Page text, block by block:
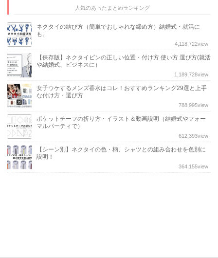
人気のあったまとめランキング
ネクタイの結び方（簡単でおしゃれな締め方）結婚式・就活に
も。
4,118,722view
【保存版】ネクタイピンの正しい位置・付け方 使い方 選び方(就活
や結婚式、ビジネスに）
1,189,728view
女子ウケするメンズ香水はコレ！おすすめランキング29選と上手
な付け方・選び方
788,995view
ポケットチーフの折り方・イラスト＆動画説明（結婚式やフォー
マルパーティで）
612,393view
【シーン別】ネクタイの色・柄、シャツとの組み合わせを色別に
説明！
364,155view